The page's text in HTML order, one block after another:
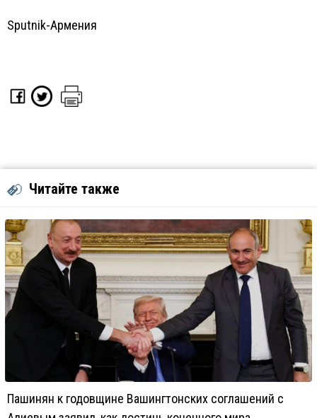
Sputnik-Армения
Читайте также
Пашинян к годовщине Вашингтонских соглашений с